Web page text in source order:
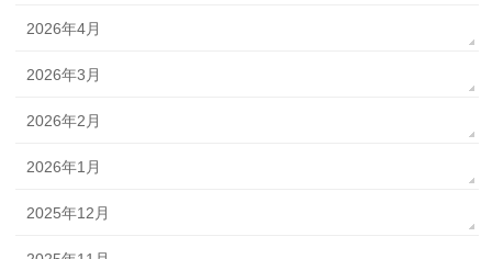
2026年4月
2026年3月
2026年2月
2026年1月
2025年12月